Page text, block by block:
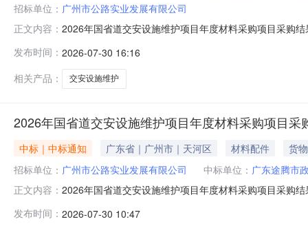
招标单位： 广州市公路实业发展有限公司
正文内容： 2026年国省道交安设施维护项目年度材料采购项目采购
公路实业发展有限公司（以下简称“采购方”）就以下采
金额标段一：广东途腾市政工程有限公司，成交金额
发布时间： 2026-07-30 16:16
相关产品：
交安设施维护
2026年国省道交安设施维护项目年度材料采购项目采
中标｜中标通知 广东省｜广州市｜天河区 材料配件
货物
招标单位： 广州市公路实业发展有限公司 中标单位： 广东途腾市
正文内容： 2026年国省道交安设施维护项目年度材料采购项目采购
护项目年度材料采购项目二、成交供应商、成交金额标
发布时间： 2026-07-30 10:47